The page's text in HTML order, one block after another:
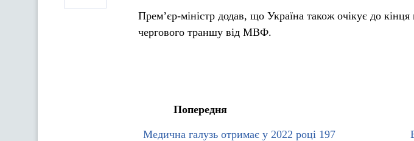
Прем’єр-міністр додав, що Україна також очікує до
чергового траншу від МВФ.
Попередня
Медична галузь отримає у 2022 році 197